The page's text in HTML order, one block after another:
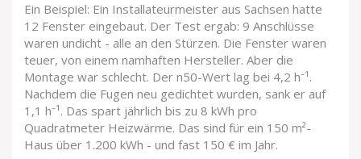
Ein Beispiel: Ein Installateurmeister aus Sachsen hatte
12 Fenster eingebaut. Der Test ergab: 9 Anschlüsse
waren undicht - alle an den Stürzen. Die Fenster waren
teuer, von einem namhaften Hersteller. Aber die
Montage war schlecht. Der n50-Wert lag bei 4,2 h⁻¹.
Nachdem die Fugen neu gedichtet wurden, sank er auf
1,1 h⁻¹. Das spart jährlich bis zu 8 kWh pro
Quadratmeter Heizwärme. Das sind für ein 150 m²-
Haus über 1.200 kWh - und fast 150 € im Jahr.